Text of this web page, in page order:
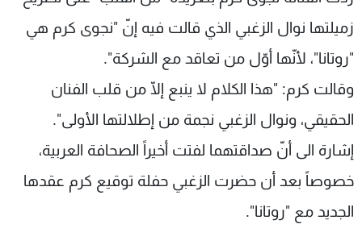
زميلتها نوال الزغبي الذي قالت فيه إنّ "نجوى كرم هي
"روتانا"، لأنّها أوّل من تعاقد مع الشركة".
وقالت كرم: "هذا الكلام لا ينبع إلّا من قلب الفنان
الحقيقي، ونوال الزغبي نجمة من إطلالتها الأولى".
إشارة الى أنّ صداقتهما لفتت أخيراً الصحافة العربية،
خصوصاً بعد أن حضرت الزغبي حفلة توقيع كرم عقدها
الجديد مع "روتانا".
شاهد البرامج
الترددات
عن MTV
لاعلاناتكم
وظائف
شروط الإسـتخدام
سياسة الخصوصية